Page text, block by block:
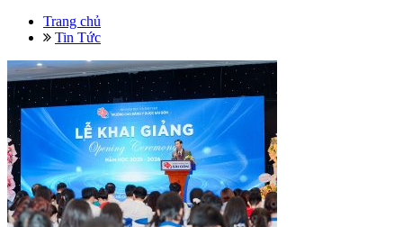
Trang chủ
Tin Tức